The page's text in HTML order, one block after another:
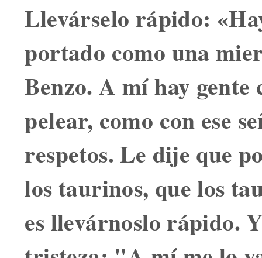
Llevárselo rápido:
portado como una
Benzo. A mí hay gente
pelear, como con ese
respetos. Le dije que
los taurinos, que los
es llevárnoslo rápido.